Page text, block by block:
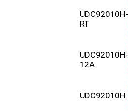
UDC92010H-
RT
UDC92010H-
12A
UDC92010H